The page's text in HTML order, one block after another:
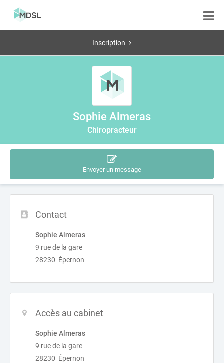
Inscription
Sophie Almeras
Chiropracteur
Envoyer un message
Contact
Sophie Almeras
9 rue de la gare
28230 Épernon
Accès au cabinet
Sophie Almeras
9 rue de la gare
28230 Épernon